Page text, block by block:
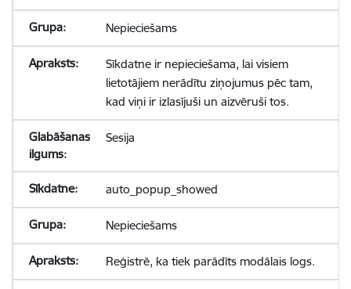
Nepieciešams
Sīkdatne ir nepieciešama, lai visiem
lietotājiem nerādītu ziņojumus pēc tam,
kad viņi ir izlasījuši un aizvēruši tos.
Sesija
auto_popup_showed
Nepieciešams
Reģistrē, ka tiek parādīts modālais logs.